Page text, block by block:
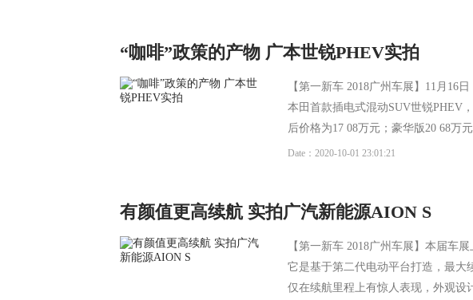
“咖啡”政策的产物 广本世锐PHEV实拍
【第一新车 2018广州车展】11月16
本田首款插电式混动SUV世锐PHEV
后价格为17 08万元；豪华版20 68万
Date：2020-10-01 23:01:21
有颜值更高续航 实拍广汽新能源AION S
【第一新车 2018广州车展】本届车
它是基于第二代电动平台打造，最大
仅在续航里程上有惊人表现，外观设